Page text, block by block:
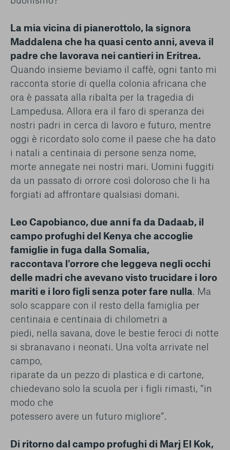
La mia vicina di pianerottolo, la signora
Maddalena che ha quasi cento anni, aveva il
padre che lavorava nei cantieri in Eritrea.
Quando insieme beviamo il caffè, ogni tanto mi
racconta storie di quella colonia africana che
ora è passata alla ribalta per la tragedia di
Lampedusa. Allora era il faro di speranza dei
nostri padri in cerca di lavoro e futuro, mentre
oggi è ricordato solo come il paese che ha dato
i natali a centinaia di persone senza nome,
morte annegate nei nostri mari. Uomini fuggiti
da un passato di orrore così doloroso che li ha
forgiati ad affrontare qualsiasi domani.
Leo Capobianco, due anni fa da Dadaab, il
campo profughi del Kenya che accoglie
famiglie in fuga dalla Somalia,
raccontava l'orrore che leggeva negli occhi
delle madri che avevano visto trucidare i loro
mariti e i loro figli senza poter fare nulla. Ma
solo scappare con il resto della famiglia per
centinaia e centinaia di chilometri a
piedi, nella savana, dove le bestie feroci di notte
si sbranavano i neonati. Una volta arrivate nel
campo,
riparate da un pezzo di plastica e di cartone,
chiedevano solo la scuola per i figli rimasti, “in
modo che
potessero avere un futuro migliore”.
Di ritorno dal campo profughi di Marj El Kok,